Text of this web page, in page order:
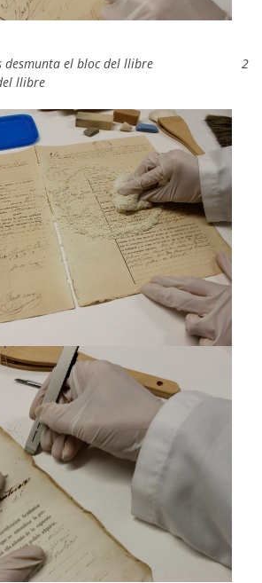
es desmunta el bloc del llibre 2
llibre